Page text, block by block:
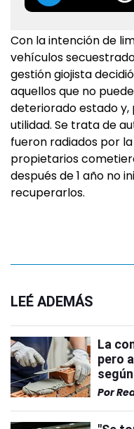
Con la intención de
vehículos
gestión giojista
aquellos que no
deteriorado estado y,
utilidad. Se trata de
fueron radiados por
propietarios
después de 1 año no
recuperarlos.
LEÉ ADEMÁS
La
pero
Por